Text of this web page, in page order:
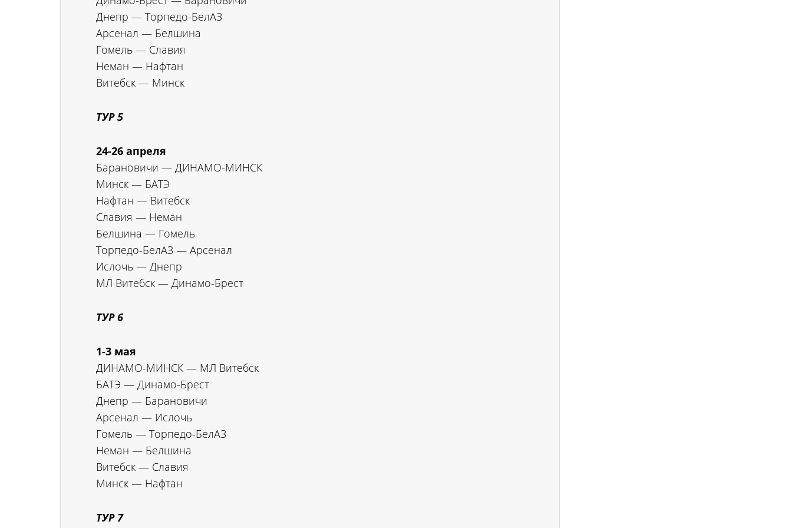
Днепр — Торпедо-БелАЗ
Арсенал — Белшина
Гомель — Славия
Неман — Нафтан
Витебск — Минск
ТУР 5
24-26 апреля
Барановичи — ДИНАМО-МИНСК
Минск — БАТЭ
Нафтан — Витебск
Славия — Неман
Белшина — Гомель
Торпедо-БелАЗ — Арсенал
Ислочь — Днепр
МЛ Витебск — Динамо-Брест
ТУР 6
1-3 мая
ДИНАМО-МИНСК — МЛ Витебск
БАТЭ — Динамо-Брест
Днепр — Барановичи
Арсенал — Ислочь
Гомель — Торпедо-БелАЗ
Неман — Белшина
Витебск — Славия
Минск — Нафтан
ТУР 7